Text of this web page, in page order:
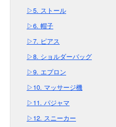
▷5. ストール
▷6. 帽子
▷7. ピアス
▷8. ショルダーバッグ
▷9. エプロン
▷10. マッサージ機
▷11. パジャマ
▷12. スニーカー